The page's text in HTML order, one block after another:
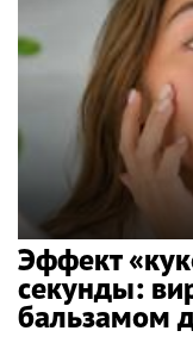
Эффект
секунды:
бальзамом